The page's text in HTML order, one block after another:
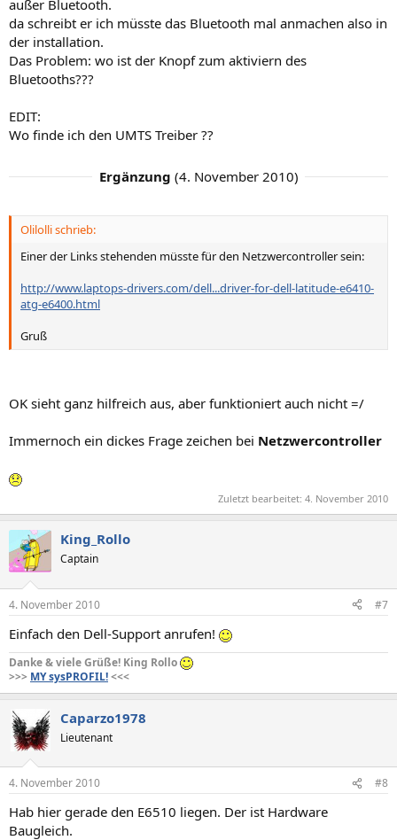
außer Bluetooth.
da schreibt er ich müsste das Bluetooth mal anmachen also in
der installation.
Das Problem: wo ist der Knopf zum aktiviern des
Bluetooths???
EDIT:
Wo finde ich den UMTS Treiber ??
Ergänzung (4. November 2010)
Olilolli schrieb:
Einer der Links stehenden müsste für den Netzwercontroller sein:
http://www.laptops-drivers.com/dell...driver-for-dell-latitude-e6410-
atg-e6400.html
Gruß
OK sieht ganz hilfreich aus, aber funktioniert auch nicht =/
Immernoch ein dickes Frage zeichen bei Netzwercontroller
Zuletzt bearbeitet: 4. November 2010
King_Rollo
Captain
4. November 2010 #7
Einfach den Dell-Support anrufen!
Danke & viele Grüße! King Rollo
>>> MY sysPROFIL!<<<
Caparzo1978
Lieutenant
4. November 2010 #8
Hab hier gerade den E6510 liegen. Der ist Hardware
Baugleich.